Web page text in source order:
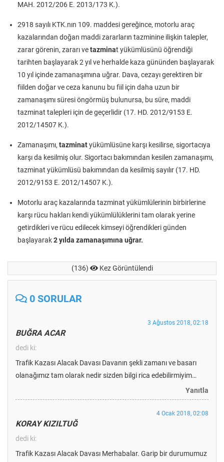
MAH. 2012/206 E. 2013/173 K.).
2918 sayılı KTK.nın 109. maddesi gereğince, motorlu araç
kazalarından doğan maddi zararların tazminine ilişkin talepler,
zarar görenin, zararı vetazminat yükümlüsünü öğrendiği
tarihten başlayarak 2 yıl ve herhalde kaza gününden başlayarak
10 yıl içinde zamanaşımına uğrar. Dava, cezayı gerektiren bir
fiilden doğar ve ceza kanunu bu fiil için daha uzun bir
zamanaşımı süresi öngörmüş bulunursa, bu süre, maddi
tazminat talepleri için de geçerlidir (17. HD. 2012/9153 E.
2012/14507 K.).
Zamanaşımı, tazminatyükümlüsüne karşı kesilirse, sigortacıya
karşı da kesilmiş olur. Sigortacı bakımından kesilen zamanaşımı,
tazminat yükümlüsü bakımından da kesilmiş sayılır (17. HD.
2012/9153 E. 2012/14507 K.).
Motorlu araç kazalarında tazminat yükümlülerinin birbirlerine
karşı rücu hakları kendi yükümlülüklerini tam olarak yerine
getirdikleri ve rücu edilecek kimseyi öğrendikleri günden
başlayarak2 yılda zamanaşımına uğrar.
(136) Kez Görüntülendi
0 SORULAR
BUĞRA ACAR
dedi ki:
3 Ağustos 2018, 02:18
Trafik Kazası Alacak Davası Davanın şekli zamanı ve basarı
olanağımız tam olarak nedir sizden bilgi rica edebilirmiyim…
Yanıtla
KORAY KIZILTUĞ
dedi ki:
4 Ocak 2018, 02:08
Trafik Kazası Alacak Davası Merhabalar. Garip bir durumumuz